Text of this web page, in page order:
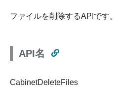
ファイルを削除するAPIです。
API名
CabinetDeleteFiles